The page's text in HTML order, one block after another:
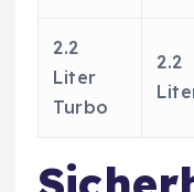
2.2
Liter
Turbo
2.2